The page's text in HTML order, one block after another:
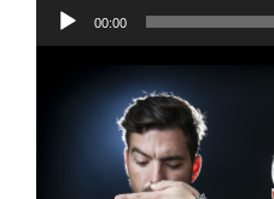
00:00